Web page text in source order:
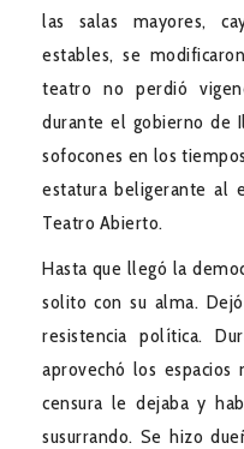
las salas mayores,
estables, se
teatro no perdió
durante el gobierno de
sofocones en los
estatura beligerante al
Teatro Abierto.
Hasta que llegó la
solito con su alma.
resistencia política.
aprovechó los
censura le dejaba y
susurrando. Se hizo